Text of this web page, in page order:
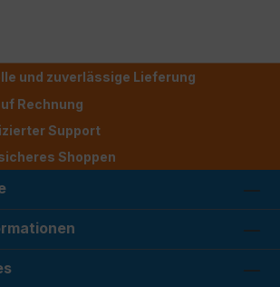
und zuverlässige Lieferung
Rechnung
Support
Shoppen